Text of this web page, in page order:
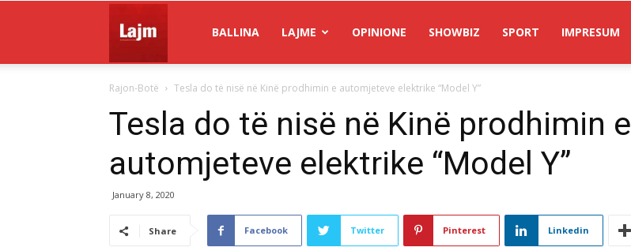
Lajm
BALLINA LAJME OPINIONE SHOWBIZ SPORT IMPRESUM
Rajon-Botë Tesla do të nisë në Kinë prodhimin e automjeteve elektrike “Model Y”
Tesla do të nisë në Kinë prodhimin e
automjeteve elektrike “Model Y”
January 8, 2020
Share Facebook Twitter Pinterest Linkedin